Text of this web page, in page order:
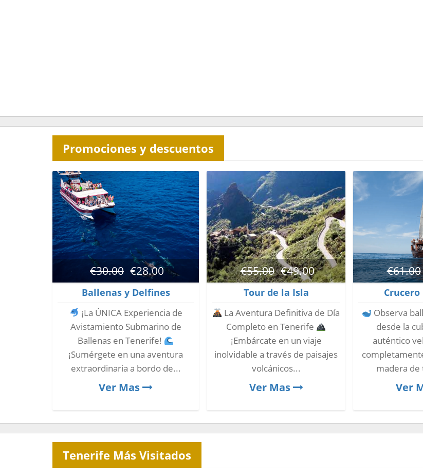
Promociones y descuentos
€30.00 €28.00
Ballenas y Delfines
¡La ÚNICA Experiencia de
Avistamiento Submarino de
Ballenas en Tenerife!
¡Sumérgete en una aventura
extraordinaria a bordo de...
Ver Mas
€55.00 €49.00
Tour de la Isla
La Aventura Definitiva de Día
Completo en Tenerife
¡Embárcate en un viaje
inolvidable a través de paisajes
volcánicos...
Ver Mas
€61.00
Observa
desde la
auténtico
madera de
Ver
Tenerife Más Visitados